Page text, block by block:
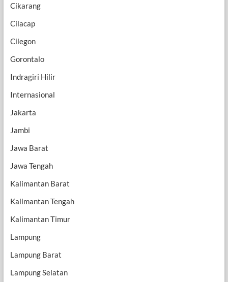
Cikarang
Cilacap
Cilegon
Gorontalo
Indragiri Hilir
Internasional
Jakarta
Jambi
Jawa Barat
Jawa Tengah
Kalimantan Barat
Kalimantan Tengah
Kalimantan Timur
Lampung
Lampung Barat
Lampung Selatan